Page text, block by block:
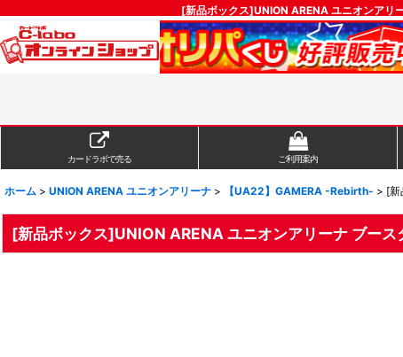
[新品ボックス]UNION ARENA ユニオンア
カードラボで売る ご利用案内
ホーム > UNION ARENA ユニオンアリーナ > 【UA22】GAMERA -Rebirth- > [新
[新品ボックス]UNION ARENA ユニオンアリーナ ブー